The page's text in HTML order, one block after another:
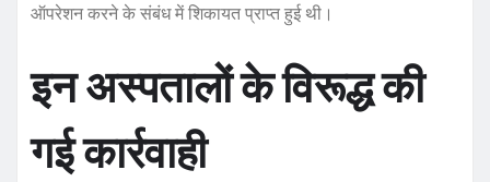
ऑपरेशन करने के संबंध में शिकायत प्राप्त हुई थी।
इन अस्पतालों के विरूद्ध की
गई कार्रवाही